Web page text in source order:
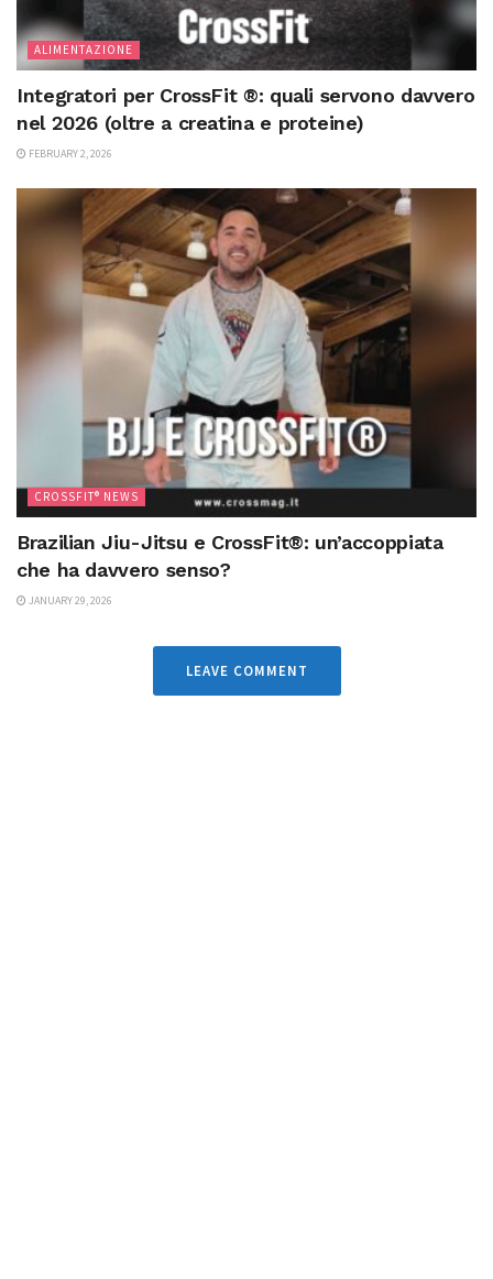
ALIMENTAZIONE
Integratori per CrossFit ®: quali servono davvero
nel 2026 (oltre a creatina e proteine)
FEBRUARY 2, 2026
CROSSFIT® NEWS
Brazilian Jiu-Jitsu e CrossFit®: un’accoppiata
che ha davvero senso?
JANUARY 29, 2026
LEAVE COMMENT